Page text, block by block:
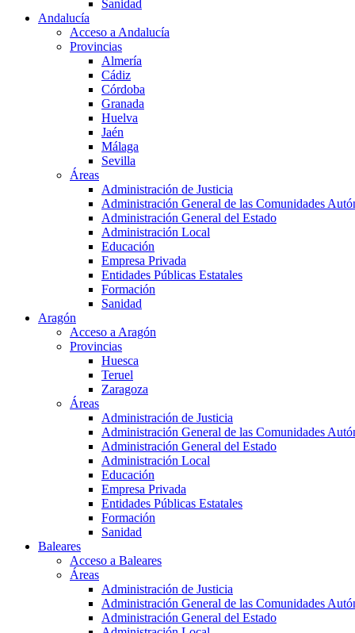
Sanidad
Andalucía
Acceso a Andalucía
Provincias
Almería
Cádiz
Córdoba
Granada
Huelva
Jaén
Málaga
Sevilla
Áreas
Administración de Justicia
Administración General de las Comunidades
Administración General del Estado
Administración Local
Educación
Empresa Privada
Entidades Públicas Estatales
Formación
Sanidad
Aragón
Acceso a Aragón
Provincias
Huesca
Teruel
Zaragoza
Áreas
Administración de Justicia
Administración General de las Comunidades
Administración General del Estado
Administración Local
Educación
Empresa Privada
Entidades Públicas Estatales
Formación
Sanidad
Baleares
Acceso a Baleares
Áreas
Administración de Justicia
Administración General de las Comunidades
Administración General del Estado